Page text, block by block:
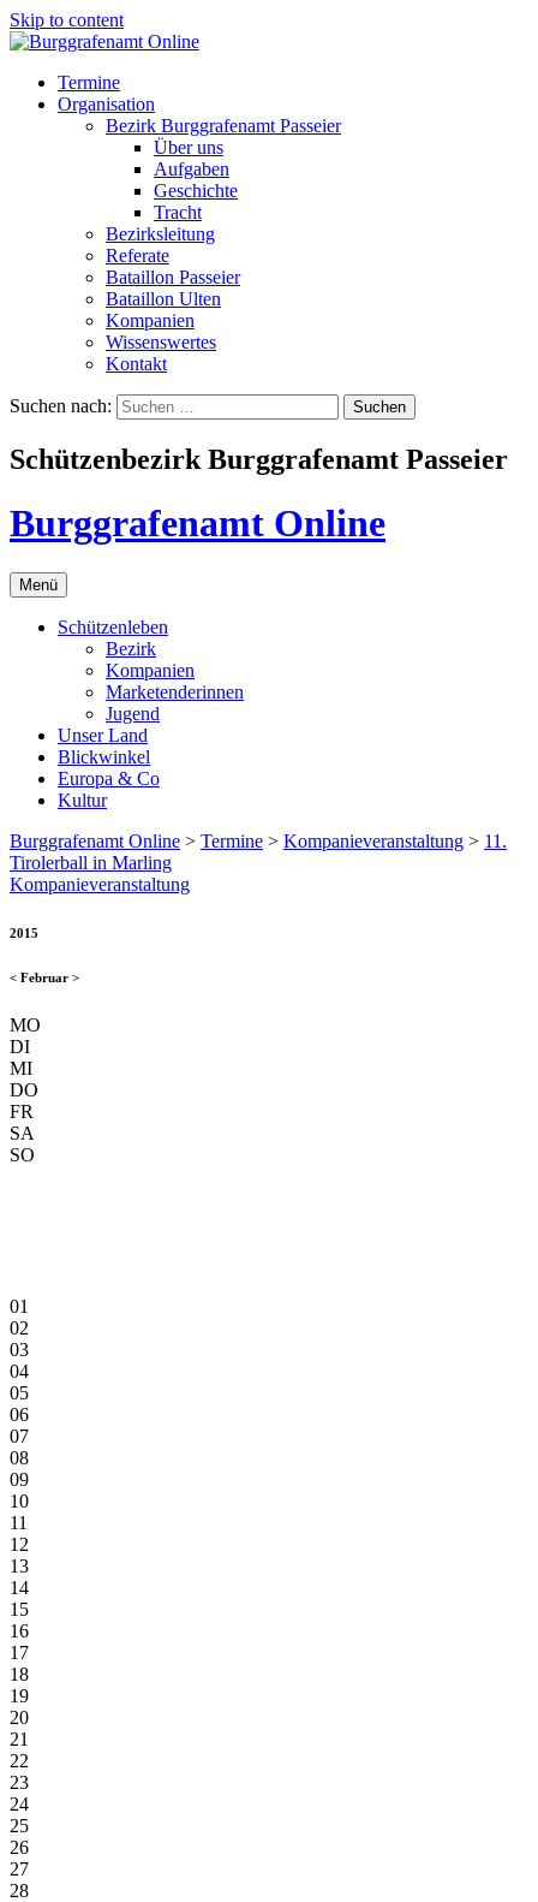
Skip to content
Termine
Organisation
Bezirk Burggrafenamt Passeier
Über uns
Aufgaben
Geschichte
Tracht
Bezirksleitung
Referate
Bataillon Passeier
Bataillon Ulten
Kompanien
Wissenswertes
Kontakt
Suchen nach:
Schützenbezirk Burggrafenamt Passeier
Burggrafenamt Online
Menü
Schützenleben
Bezirk
Kompanien
Marketenderinnen
Jugend
Unser Land
Blickwinkel
Europa & Co
Kultur
Burggrafenamt Online > Termine > Kompanieveranstaltung > 11.
Tirolerball in Marling
Kompanieveranstaltung
2015
< Februar >
MO
DI
MI
DO
FR
SA
SO
01
02
03
04
05
06
07
08
09
10
11
12
13
14
15
16
17
18
19
20
21
22
23
24
25
26
27
28